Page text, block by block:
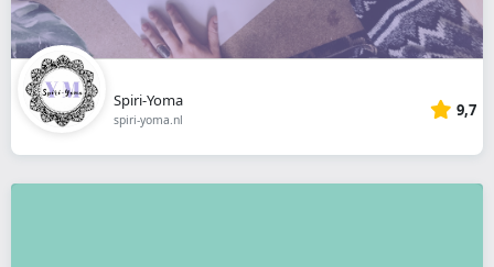
Spiri-Yoma
spiri-yoma.nl 9,7